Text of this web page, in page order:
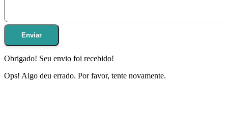
Enviar
Obrigado! Seu envio foi recebido!
Ops! Algo deu errado. Por favor, tente novamente.